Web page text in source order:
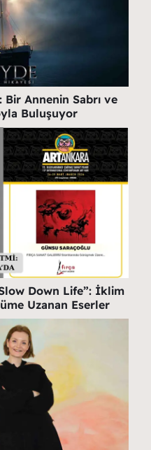
Bir Annenin Sabrı ve
Buluşuyor
Down Life”: İklim
Uzanan Eserler